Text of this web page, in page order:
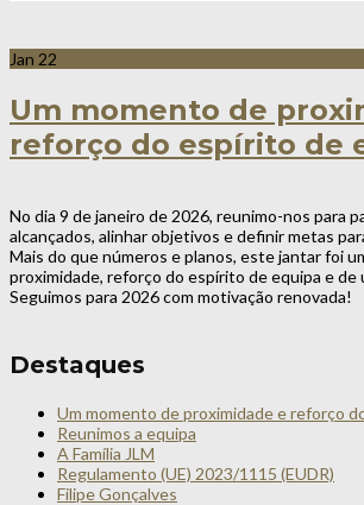
Jan 22
Um momento de
reforço do espírito de
No dia 9 de janeiro de 2026, reunimo-nos para
alcançados, alinhar objetivos e definir metas
Mais do que números e planos, este jantar foi
proximidade, reforço do espírito de equipa e de
Seguimos para 2026 com motivação renovada!
Destaques
Um momento de proximidade e reforço
Reunimos a equipa
A Família JLM
Regulamento (UE) 2023/1115 (EUDR)
Filipe Gonçalves